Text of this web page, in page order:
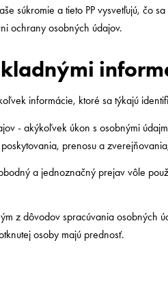
súkromie a tieto PP vysvetľujú, čo
ochrany osobných údajov.
informácie, ktoré sa týkajú
- akýkoľvek úkon s osobnými
prenosu a
a jednoznačný prejav vôle
z dôvodov spracúvania osobných
osoby majú prednosť.